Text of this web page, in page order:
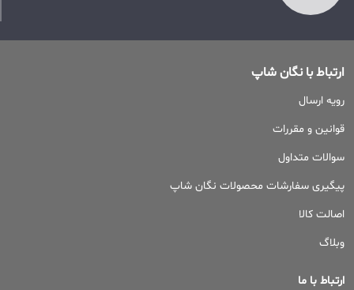
ارتباط با نگان شاپ
رویه ارسال
قوانین و مقررات
سوالات متداول
پیگیری سفارشات محصولات نگان شاپ
اصالت کالا
وبلاگ
ارتباط با ما